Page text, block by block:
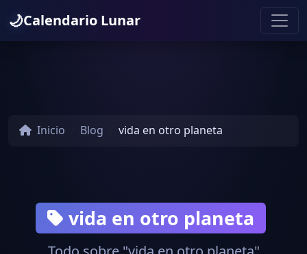
🌙Calendario Lunar
Inicio Blog vida en otro planeta
vida en otro planeta